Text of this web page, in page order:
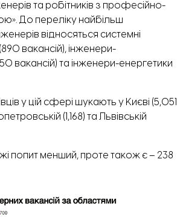
та робітників з професійно-
До переліку найбільш
відносяться системні
вакансій), інженери-
вакансій) та інженери-енергетики
у цій сфері шукають у Києві (5,051
(1,168) та Львівській
попит менший, проте також є – 238